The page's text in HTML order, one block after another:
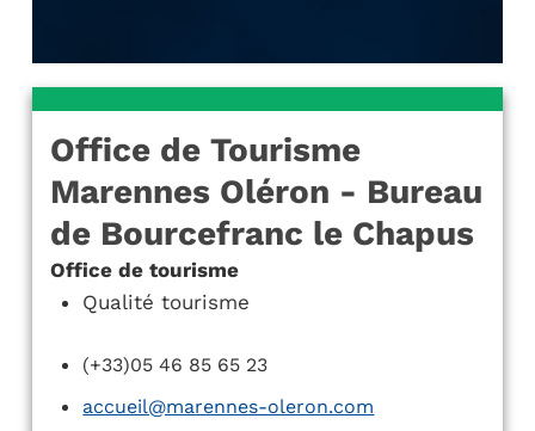
Office de Tourisme
Marennes Oléron - Bureau
de Bourcefranc le Chapus
Office de tourisme
Qualité tourisme
(+33)05 46 85 65 23
accueil@marennes-oleron.com